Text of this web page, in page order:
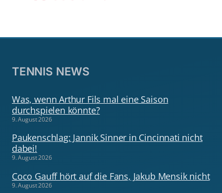
TENNIS NEWS
Was, wenn Arthur Fils mal eine Saison
durchspielen könnte?
9. August 2026
Paukenschlag: Jannik Sinner in Cincinnati nicht
dabei!
9. August 2026
Coco Gauff hört auf die Fans, Jakub Mensik nicht
9. August 2026